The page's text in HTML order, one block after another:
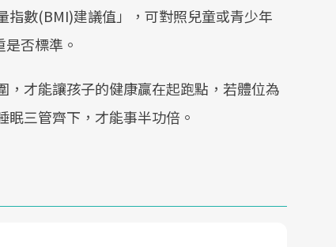
數(BMI)建議值」，可對照兒童或青少年
否標準。
才能讓孩子的健康贏在起跑點，若體位為
三管齊下，才能事半功倍。